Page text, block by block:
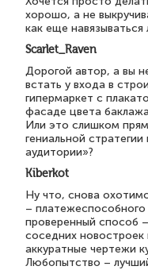
хорошо, а не
как еще
Scarlet_Raven
Дорогой автор, а вы
встать у входа в
гипермаркет с
фасаде цвета
Или это слишком
гениальной
аудитории»?
Kiberkot
Ну что, снова
–
проверенный способ
соседних новостроек
аккуратные чертежи
Любопытство –